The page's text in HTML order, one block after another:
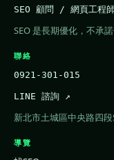
SEO 顧問 / 網頁工程
SEO 是長期優化，不承諾
聯絡
0921-301-015
LINE 諮詢 ↗
新北市土城區中央路四
導覽